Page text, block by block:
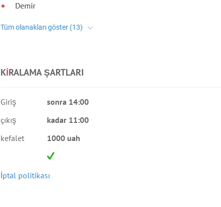
Demir
KIRALAMA ŞARTLARI
Giriş
sonra 14:00
çıkış
kadar 11:00
kefalet
1000 uah
İptal politikası